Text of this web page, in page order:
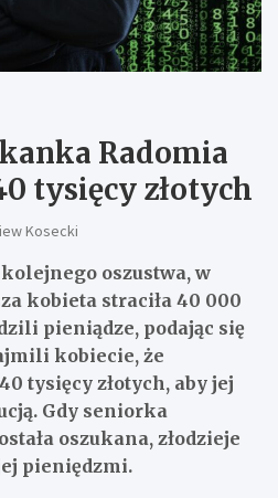
Radomia
tysięcy złotych
Kosecki
kolejnego oszustwa, w
kobieta straciła 40 000
pieniądze, podając się
kobiecie, że
tysięcy złotych, aby jej
Gdy seniorka
oszukana, złodzieje
pieniędzmi.